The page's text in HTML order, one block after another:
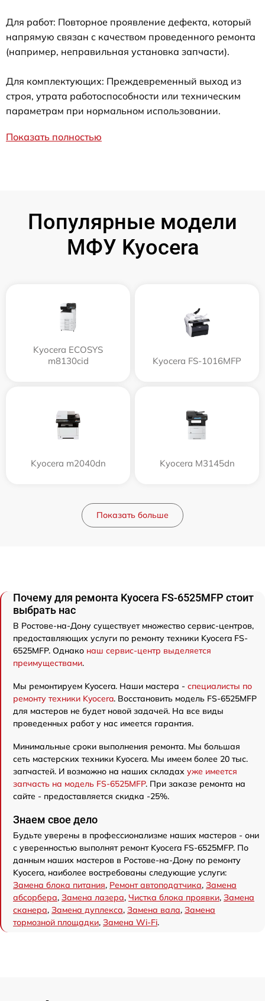
Для работ: Повторное проявление дефекта, который
напрямую связан с качеством проведенного ремонта
(например, неправильная установка запчасти).
Для комплектующих: Преждевременный выход из
строя, утрата работоспособности или техническим
параметрам при нормальном использовании.
Показать полностью
Популярные модели
МФУ Kyocera
Kyocera ECOSYS
m8130cid
Kyocera FS-1016MFP
Kyocera m2040dn Kyocera M3145dn
Показать больше
Почему для ремонта Kyocera FS-6525MFP стоит
выбрать нас
В Ростове-на-Дону существует множество сервис-центров,
предоставляющих услуги по ремонту техники Kyocera FS-
6525MFP. Однако наш сервис-центр выделяется
преимуществами.
Мы ремонтируем Kyocera. Наши мастера - специалисты по
ремонту техники Kyocera. Восстановить модель FS-6525MFP
для мастеров не будет новой задачей. На все виды
проведенных работ у нас имеется гарантия.
Минимальные сроки выполнения ремонта. Мы большая
сеть мастерских техники Kyocera. Мы имеем более 20 тыс.
запчастей. И возможно на наших складах уже имеется
запчасть на модель FS-6525MFP. При заказе ремонта на
сайте - предоставляется скидка -25%.
Знаем свое дело
Будьте уверены в профессионализме наших мастеров - они
с уверенностью выполнят ремонт Kyocera FS-6525MFP. По
данным наших мастеров в Ростове-на-Дону по ремонту
Kyocera, наиболее востребованы следующие услуги:
Замена блока питания, Ремонт автоподатчика, Замена
абсорбера, Замена лазера, Чистка блока проявки, Замена
сканера, Замена дуплекса, Замена вала, Замена
тормозной площадки, Замена Wi-Fi.